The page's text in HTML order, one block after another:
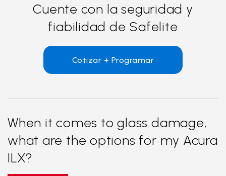
Cuente con la seguridad y
fiabilidad de Safelite
Cotizar + Programar
When it comes to glass damage,
what are the options for my Acura
ILX?